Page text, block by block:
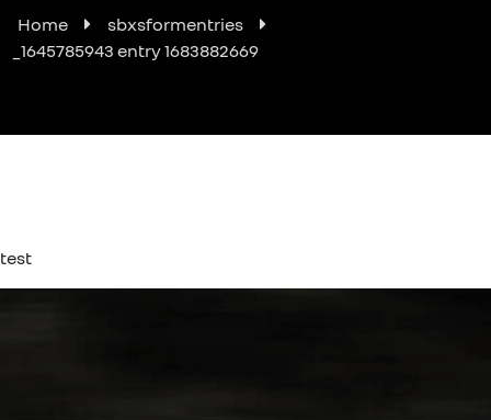
Home
sbxsformentries
_1645785943 entry 1683882669
test